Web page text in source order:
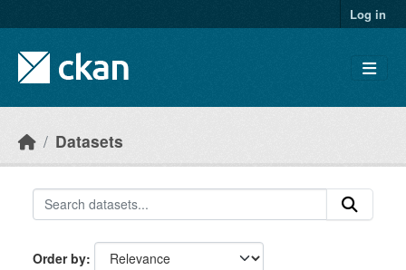
Log in
Datasets
Order by